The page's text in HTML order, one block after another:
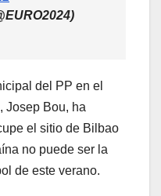
del PP en el
Josep Bou, ha
el sitio de Bilbao
no puede ser la
de este verano.